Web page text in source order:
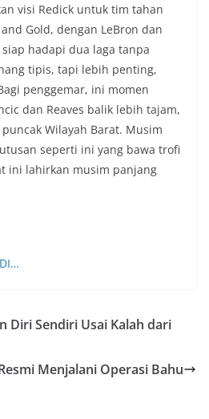
visi Redick untuk tim tahan
Gold, dengan LeBron dan
hadapi dua laga tanpa
tipis, tapi lebih penting,
penggemar, ini momen
dan Reaves balik lebih tajam,
Wilayah Barat. Musim
seperti ini yang bawa trofi
ini lahirkan musim panjang
Diri Sendiri Usai Kalah dari
Menjalani Operasi Bahu